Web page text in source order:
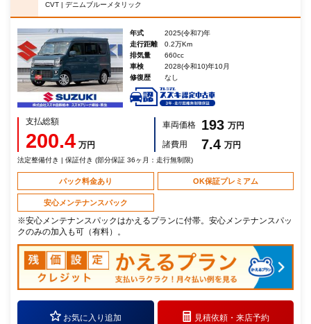
CVT | デニムブルーメタリック
年式
2025(令和7)年
走行距離
0.2万Km
排気量
660cc
車検
2028(令和10)年10月
修復歴
なし
支払総額
200.4 万円
車両価格 193 万円
諸費用
7.4 万円
法定整備付き | 保証付き (部分保証 36ヶ月：走行無制限)
パック料金あり OK保証プレミアム
安心メンテナンスパック
※安心メンテナンスパックはかえるプランに付帯。安心メンテナンスパッ
クのみの加入も可（有料）。
お気に入り追加 見積依頼・来店予約